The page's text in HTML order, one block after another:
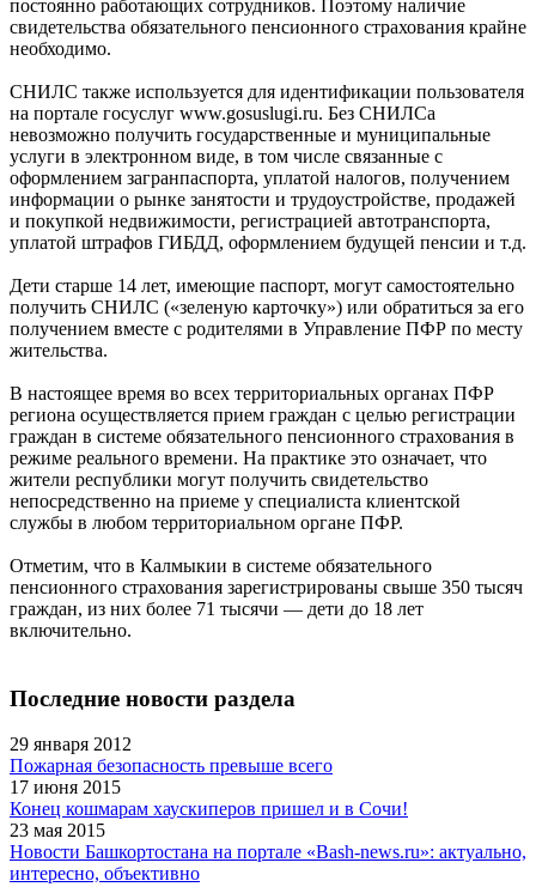
постоянно работающих сотрудников. Поэтому наличие
свидетельства обязательного пенсионного страхования крайне
необходимо.
СНИЛС также используется для идентификации пользователя
на портале госуслуг www.gosuslugi.ru. Без СНИЛСа
невозможно получить государственные и муниципальные
услуги в электронном виде, в том числе связанные с
оформлением загранпаспорта, уплатой налогов, получением
информации о рынке занятости и трудоустройстве, продажей
и покупкой недвижимости, регистрацией автотранспорта,
уплатой штрафов ГИБДД, оформлением будущей пенсии и т.д.
Дети старше 14 лет, имеющие паспорт, могут самостоятельно
получить СНИЛС («зеленую карточку») или обратиться за его
получением вместе с родителями в Управление ПФР по месту
жительства.
В настоящее время во всех территориальных органах ПФР
региона осуществляется прием граждан с целью регистрации
граждан в системе обязательного пенсионного страхования в
режиме реального времени. На практике это означает, что
жители республики могут получить свидетельство
непосредственно на приеме у специалиста клиентской
службы в любом территориальном органе ПФР.
Отметим, что в Калмыкии в системе обязательного
пенсионного страхования зарегистрированы свыше 350 тысяч
граждан, из них более 71 тысячи — дети до 18 лет
включительно.
Последние новости раздела
29 января 2012
Пожарная безопасность превыше всего
17 июня 2015
Конец кошмарам хаускиперов пришел и в Сочи!
23 мая 2015
Новости Башкортостана на портале «Bash-news.ru»: актуально,
интересно, объективно